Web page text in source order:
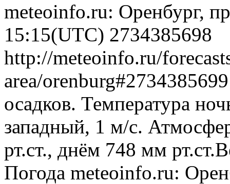
meteoinfo.ru: Оренбург,
15:15(UTC) 2734385698
http://meteoinfo.ru/
area/
осадков. Температура
западный, 1 м/с.
рт.ст., днём 748 мм
Погода meteoinfo.ru: